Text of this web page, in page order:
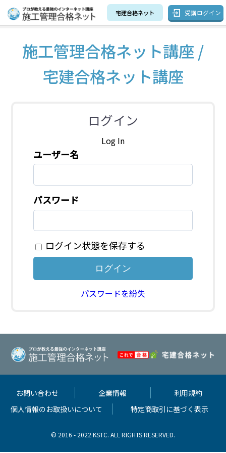
宅建合格ネット 受講ログイン
施工管理合格ネット講座 /
宅建合格ネット講座
ログイン
Log In
ユーザー名
パスワード
ログイン状態を保存する
パスワードを紛失
お問い合わせ 企業情報
利用規約
個人情報のお取扱いについて
特定商取引に基づく表示
© 2016 - 2022 KSTC. ALL RIGHTS RESERVED.